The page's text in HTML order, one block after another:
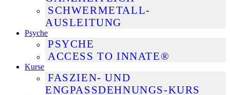
SCHWERMETALL-
AUSLEITUNG
Psyche
PSYCHE
ACCESS TO INNATE®
Kurse
FASZIEN- UND
ENGPASSDEHNUNGS-KURS